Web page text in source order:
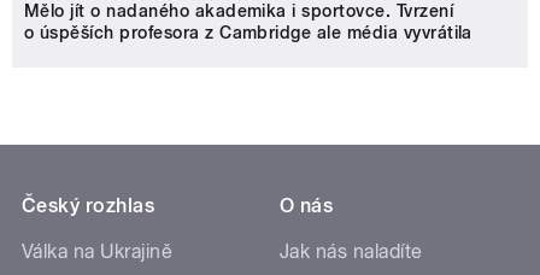
Mělo jít o nadaného akademika i sportovce. Tvrzení
o úspěších profesora z Cambridge ale média vyvrátila
Český rozhlas
Válka na Ukrajině
O nás
Jak nás naladíte